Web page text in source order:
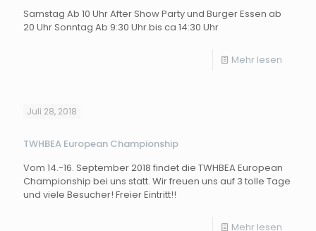
Samstag Ab 10 Uhr After Show Party und Burger Essen ab
20 Uhr Sonntag Ab 9:30 Uhr bis ca 14:30 Uhr
Mehr lesen
Juli 28, 2018
TWHBEA European Championship
Vom 14.-16. September 2018 findet die TWHBEA European
Championship bei uns statt. Wir freuen uns auf 3 tolle Tage
und viele Besucher! Freier Eintritt!!
Mehr lesen